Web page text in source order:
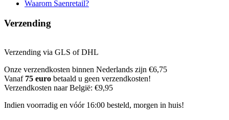
Waarom Saenretail?
Verzending
Verzending via GLS of DHL
Onze verzendkosten binnen Nederlands zijn €6,75
Vanaf 75 euro betaald u geen verzendkosten!
Verzendkosten naar België: €9,95
Indien voorradig en vóór 16:00 besteld, morgen in huis!